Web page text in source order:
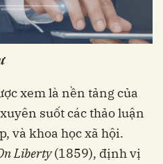
xem là nền tảng của
suốt các thảo luận
và khoa học xã hội.
Liberty(1859), định vị